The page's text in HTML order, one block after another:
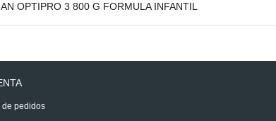
OPTIPRO 3 800 G FORMULA INFANTIL
de pedidos